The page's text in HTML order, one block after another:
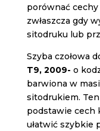
porównać
zwłaszcza gdy
sitodruku lub
Szyba czołowa
T9, 2009- o
barwiona w
sitodrukiem.
podstawie cech
ułatwić szybkie